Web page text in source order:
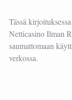
Tässä
Netticasino Ilman
saumattomaan
verkossa.